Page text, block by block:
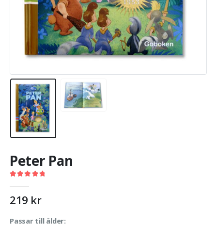
Peter Pan
219 kr
Passar till ålder: